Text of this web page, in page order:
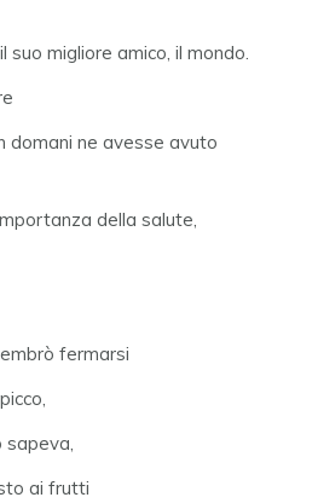
suo migliore amico, il mondo.
domani ne avesse avuto
della salute,
fermarsi
sapeva,
ai frutti